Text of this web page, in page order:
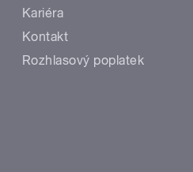
Kariéra
Kontakt
Rozhlasový poplatek